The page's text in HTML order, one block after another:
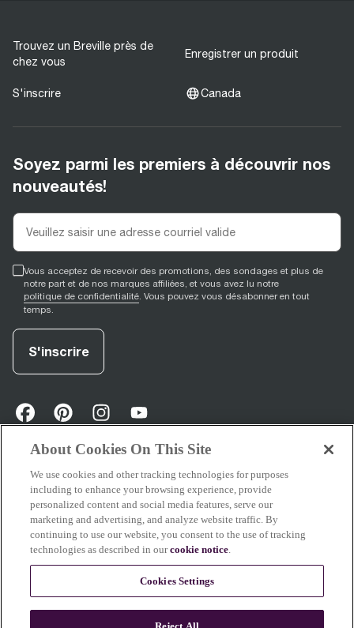
Trouvez un Breville près de
chez vous
Enregistrer un produit
S'inscrire Canada
Soyez parmi les premiers à découvrir nos
nouveautés!
Vous acceptez de recevoir des promotions, des sondages et plus de
notre part et de nos marques affiliées, et vous avez lu notre
politique de confidentialité. Vous pouvez vous désabonner en tout
temps.
S'inscrire
facebook
opens in new tab
pinterest
opens in new tab
instagram
opens in new tab
youtube
opens in new tab
Soutien
À propos de Breville
Certains contenus de ce site ont été créés ou améliorés à l’aide de l’IA. Les
About Cookies On This Site
We use cookies and other tracking technologies for purposes
including to enhance your browsing experience, provide
personalized content and social media features, serve our
marketing and advertising, and analyze website traffic. By
continuing to use our website, you consent to the use of tracking
technologies as described in ourcookie notice.
Cookies Settings